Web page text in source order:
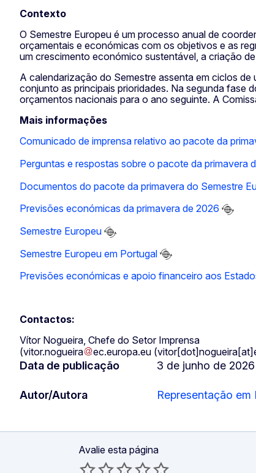
Contexto
O Semestre Europeu é um processo anual de
orçamentais e económicas com os objetivos e as
um crescimento económico sustentável, a criação
A calendarização do Semestre assenta em ciclos
conjunto as principais prioridades. Na segunda fase
orçamentos nacionais para o ano seguinte. A
Mais informações
Comunicado de imprensa relativo ao pacote da
Perguntas e respostas sobre o pacote da primavera
Documentos do pacote da primavera do Semestre
Previsões económicas da primavera de 2026
Semestre Europeu
Semestre Europeu em Portugal
Previsões económicas e apoio financeiro aos
Contactos:
Vítor Nogueira, Chefe do Setor Imprensa
(vitor.nogueira ec.europa.eu
Data de publicação 3 de junho de 2026
Autor/Autora Representação em
Avalie esta página